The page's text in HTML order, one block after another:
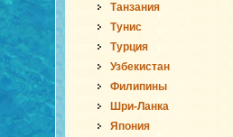
Танзания
Тунис
Турция
Узбекистан
Филипины
Шри-Ланка
Япония